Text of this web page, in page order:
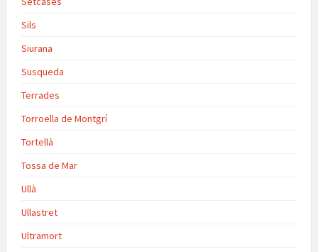
Sils
Siurana
Susqueda
Terrades
Torroella de Montgrí
Tortellà
Tossa de Mar
Ullà
Ullastret
Ultramort